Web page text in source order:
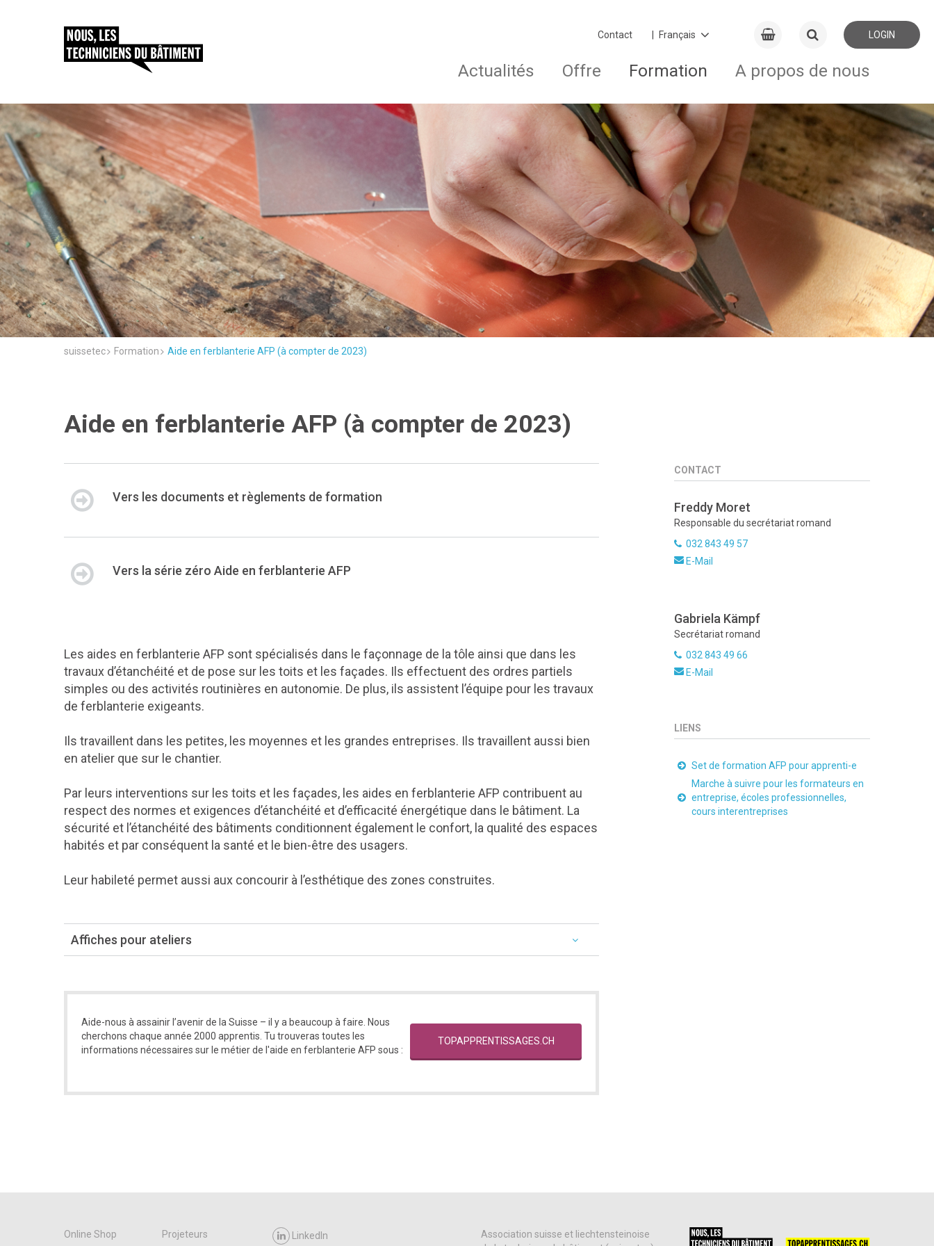
Contact LOGIN
Actualités Offre Formation A propos de nous
suissetec Formation Aide en ferblanterie AFP (à compter de 2023)
Aide en ferblanterie AFP (à compter de 2023)
Vers les documents et règlements de formation
Vers la série zéro Aide en ferblanterie AFP
Les aides en ferblanterie AFP sont spécialisés dans le façonnage de la tôle ainsi que dans les
travaux d’étanchéité et de pose sur les toits et les façades. Ils effectuent des ordres partiels
simples ou des activités routinières en autonomie. De plus, ils assistent l’équipe pour les travaux
de ferblanterie exigeants.
Ils travaillent dans les petites, les moyennes et les grandes entreprises. Ils travaillent aussi bien
en atelier que sur le chantier.
Par leurs interventions sur les toits et les façades, les aides en ferblanterie AFP contribuent au
respect des normes et exigences d’étanchéité et d’efficacité énergétique dans le bâtiment. La
sécurité et l’étanchéité des bâtiments conditionnent également le confort, la qualité des espaces
habités et par conséquent la santé et le bien-être des usagers.
Leur habileté permet aussi aux concourir à l’esthétique des zones construites.
Affiches pour ateliers
Aide-nous à assainir l’avenir de la Suisse – il y a beaucoup à faire. Nous
cherchons chaque année 2000 apprentis. Tu trouveras toutes les
informations nécessaires sur le métier de l'aide en ferblanterie AFP sous :
TOPAPPRENTISSAGES.CH
CONTACT
Freddy Moret
Responsable du secrétariat romand
032 843 49 57
E-Mail
Gabriela Kämpf
Secrétariat romand
032 843 49 66
E-Mail
LIENS
Set de formation AFP pour apprenti-e
Marche à suivre pour les formateurs en
entreprise, écoles professionnelles,
cours interentreprises
Online Shop Projeteurs LinkedIn
Association suisse et liechtensteinoise